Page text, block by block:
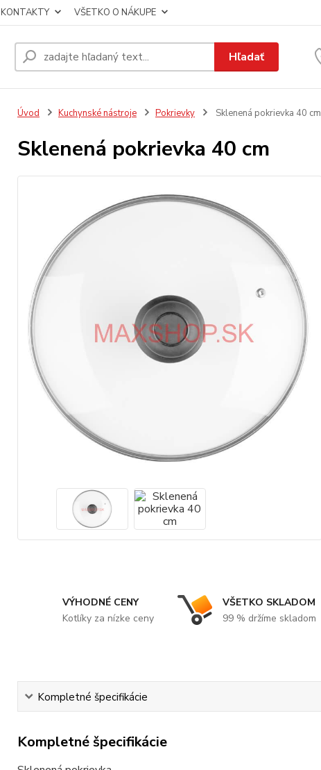
KONTAKTY VŠETKO O NÁKUPE
Hľadať
Úvod Kuchynské nástroje Pokrievky Sklenená pokrievka 40 cm
Sklenená pokrievka 40 cm
VÝHODNÉ CENY
Kotlíky za nízke ceny
VŠETKO SKLADOM
99 % držíme skladom
Kompletné špecifikácie
Kompletné špecifikácie